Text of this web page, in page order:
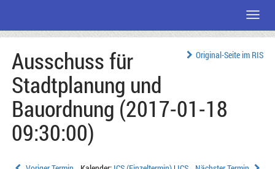
Seiteninhalt
Original-Seite im RIS
Ausschuss für
Stadtplanung und
Bauordnung (2017-01-18
09:30:00)